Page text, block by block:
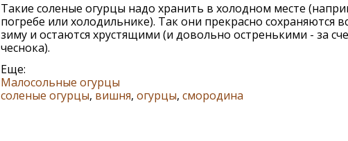
Такие соленые огурцы надо хранить в холодном месте
погребе или холодильнике). Так они прекрасно сохраняются
зиму и остаются хрустящими (и довольно остренькими - за
чеснока).
Еще:
Малосольные огурцы
соленые огурцы, вишня, огурцы, смородина